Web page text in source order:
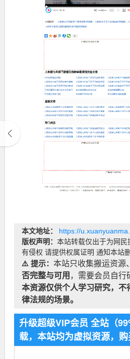
本文地址：
https://
版权声明： 本站转载仅出于为网
有侵权 请提供权属证明 通知本站
⚠️ 提示： 本站只收集搬运资源、
否完整与可用 ，需要会员自行
本资源仅供个人学习研究，不
律法规的场景。
升级超级VIP会员 全站（
载，本站均为虚拟资源，购